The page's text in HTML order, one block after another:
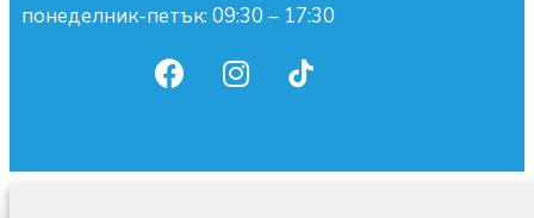
понеделник-петък: 09:30 – 17:30